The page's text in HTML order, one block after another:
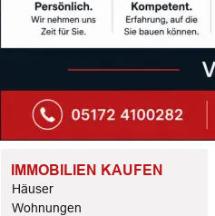
IMMOBILIEN KAUFEN
Häuser
Wohnungen